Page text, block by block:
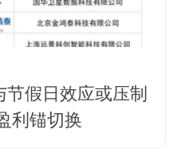
假日效应或压制
利锚切换